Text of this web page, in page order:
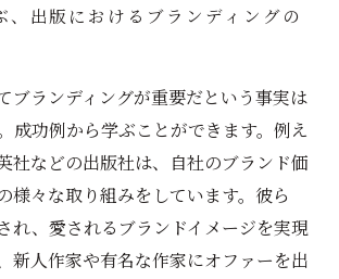
、出版におけるブランディングの
ブランディングが重要だという事実は
成功例から学ぶことができます。例え
社などの出版社は、自社のブランド価
様々な取り組みをしています。彼ら
れ、愛されるブランドイメージを実現
新人作家や有名な作家にオファーを出